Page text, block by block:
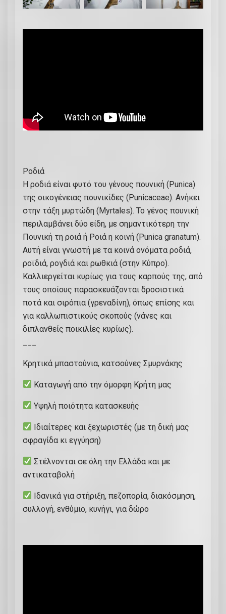
Ροδιά
Η ροδιά είναι φυτό του γένους πουνική (Punica)
της οικογένειας πουνικίδες (Punicaceae). Ανήκει
στην τάξη μυρτώδη (Myrtales). Το γένος πουνική
περιλαμβάνει δύο είδη, με σημαντικότερη την
Πουνική τη ροιά ή Ροιά η κοινή (Punica granatum).
Αυτή είναι γνωστή με τα κοινά ονόματα ροδιά,
ροϊδιά, ρογδιά και ρωθκιά (στην Κύπρο).
Καλλιεργείται κυρίως για τους καρπούς της, από
τους οποίους παρασκευάζονται δροσιστικά
ποτά και σιρόπια (γρεναδίνη), όπως επίσης και
για καλλωπιστικούς σκοπούς (νάνες και
διπλανθείς ποικιλίες κυρίως).
Κρητικά μπαστούνια, κατσούνες Σμυρνάκης
Καταγωγή από την όμορφη Κρήτη μας
Υψηλή ποιότητα κατασκευής
Ιδιαίτερες και ξεχωριστές (με τη δική μας
σφραγίδα κι εγγύηση)
Στέλνονται σε όλη την Ελλάδα και με
αντικαταβολή
Ιδανικά για στήριξη, πεζοπορία, διακόσμηση,
συλλογή, ενθύμιο, κυνήγι, για δώρο